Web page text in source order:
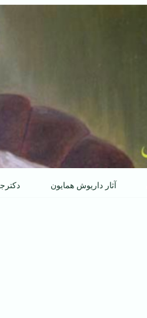
آثار داریوش همایون